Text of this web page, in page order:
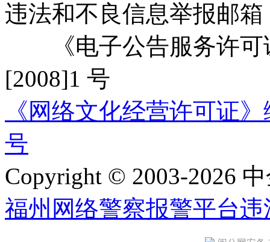
违法和不良信息举报邮箱
《电子公告服务许可
[2008]1 号
《网络文化经营许可证
号
Copyright © 2003-2026
福州网络警察报警平台违